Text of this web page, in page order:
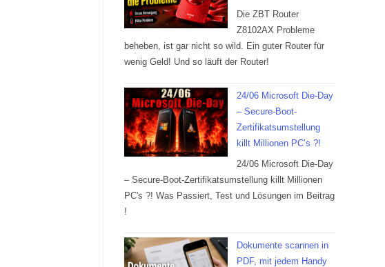
Die ZBT Router
Z8102AX Probleme
beheben, ist gar nicht so wild. Ein guter Router für
wenig Geld! Und so läuft der Router!
24/06 Microsoft Die-Day
– Secure-Boot-
Zertifikatsumstellung
killt Millionen PC’s ?!
24/06 Microsoft Die-Day
– Secure-Boot-Zertifikatsumstellung killt Millionen
PC's ?! Was Passiert, Test und Lösungen im Beitrag
!
Dokumente scannen in
PDF, mit jedem Handy